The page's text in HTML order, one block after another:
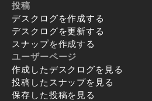
投稿
デスクログを作成する
デスクログを更新する
スナップを作成する
ユーザーページ
作成したデスクログを見る
投稿したスナップを見る
保存した投稿を見る